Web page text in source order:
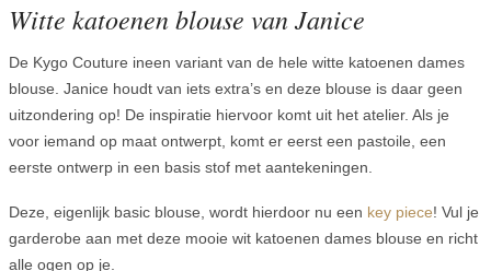
Witte katoenen blouse van Janice
De Kygo Couture ineen variant van de hele witte katoenen dames
blouse. Janice houdt van iets extra’s en deze blouse is daar geen
uitzondering op! De inspiratie hiervoor komt uit het atelier. Als je
voor iemand op maat ontwerpt, komt er eerst een pastoile, een
eerste ontwerp in een basis stof met aantekeningen.
Deze, eigenlijk basic blouse, wordt hierdoor nu een key piece! Vul je
garderobe aan met deze mooie wit katoenen dames blouse en richt
alle ogen op je.